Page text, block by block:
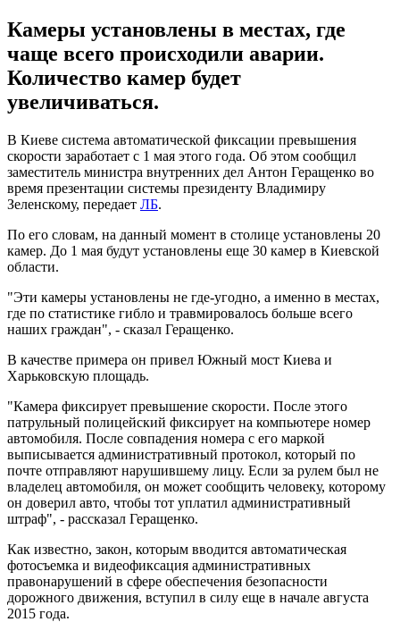
Камеры установлены в местах, где
чаще всего происходили аварии.
Количество камер будет
увеличиваться.
В Киеве система автоматической фиксации превышения
скорости заработает с 1 мая этого года. Об этом сообщил
заместитель министра внутренних дел Антон Геращенко во
время презентации системы президенту Владимиру
Зеленскому, передает ЛБ.
По его словам, на данный момент в столице установлены 20
камер. До 1 мая будут установлены еще 30 камер в Киевской
области.
"Эти камеры установлены не где-угодно, а именно в местах,
где по статистике гибло и травмировалось больше всего
наших граждан", - сказал Геращенко.
В качестве примера он привел Южный мост Киева и
Харьковскую площадь.
"Камера фиксирует превышение скорости. После этого
патрульный полицейский фиксирует на компьютере номер
автомобиля. После совпадения номера с его маркой
выписывается административный протокол, который по
почте отправляют нарушившему лицу. Если за рулем был не
владелец автомобиля, он может сообщить человеку, которому
он доверил авто, чтобы тот уплатил административный
штраф", - рассказал Геращенко.
Как известно, закон, которым вводится автоматическая
фотосъемка и видеофиксация административных
правонарушений в сфере обеспечения безопасности
дорожного движения, вступил в силу еще в начале августа
2015 года.